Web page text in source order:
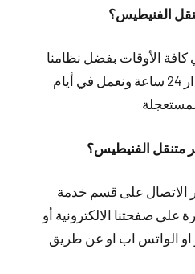
الفنيطيس؟
كافة الأوقات بفضل نظامنا
وجود دوريات تعمل على مدار 24 ساعة ونعمل في أيام
متنقل الفنيطيس؟
الاتصال على قسم خدمة
على صفحتنا الالكترونية أو
او الواتس اب او عن طريق